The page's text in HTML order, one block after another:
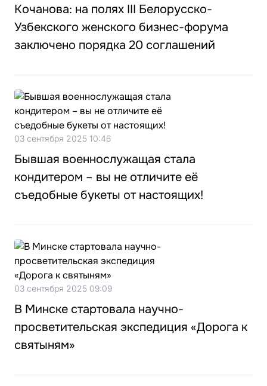
Кочанова: на полях III Белорусско-
Узбекского женского бизнес-форума
заключено порядка 20 соглашений
03 сентября 2025 10:46
Бывшая военнослужащая стала
кондитером – вы не отличите её
съедобные букеты от настоящих!
03 сентября 2025 09:09
В Минске стартовала научно-
просветительская экспедиция «Дорога к
святыням»